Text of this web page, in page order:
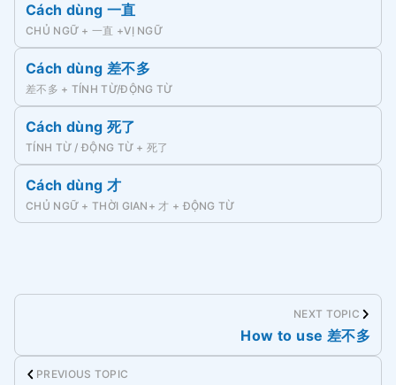
Cách dùng 一直
CHỦ NGỮ + 一直 +VỊ NGỮ
Cách dùng 差不多
差不多 + TÍNH TỪ/ĐỘNG TỪ
Cách dùng 死了
TÍNH TỪ / ĐỘNG TỪ + 死了
Cách dùng 才
CHỦ NGỮ + THỜI GIAN+ 才 + ĐỘNG TỪ
NEXT TOPIC
How to use 差不多
PREVIOUS TOPIC